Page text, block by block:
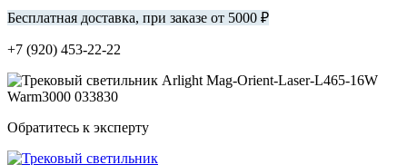
Бесплатная доставка, при заказе от 5000 ₽
+7 (920) 453-22-22
Обратитесь к эксперту